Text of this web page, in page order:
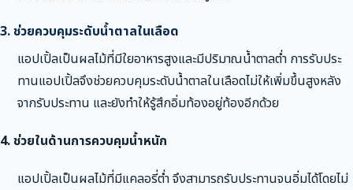
3. ช่วยควบคุมระดับน้ำตาลในเลือด
แอปเปิ้ลเป็นผลไม้ที่มีใยอาหารสูงและมีปริมาณน้ำตาลต่ำ การรับประ
ทานแอปเปิ้ลจึงช่วยควบคุมระดับน้ำตาลในเลือดไม่ให้เพิ่มขึ้นสูงหลัง
จากรับประทาน และยังทำให้รู้สึกอิ่มท้องอยู่ท้องอีกด้วย
4. ช่วยในด้านการควบคุมน้ำหนัก
แอปเปิ้ลเป็นผลไม้ที่มีแคลอรี่ต่ำ จึงสามารถรับประทานจนอิ่มได้โดยไม่